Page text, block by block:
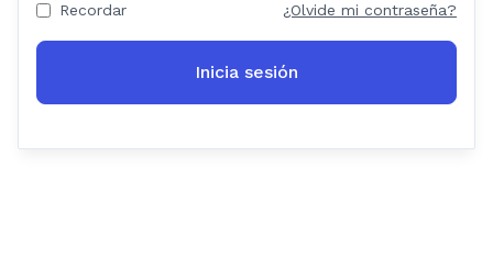
Recordar ¿Olvide mi contraseña?